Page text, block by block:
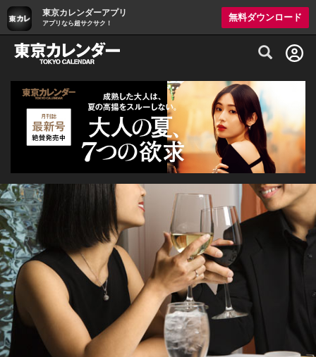
東京カレンダーアプリ
アプリなら超サクサク！
無料ダウンロード
グルメ情報・プレミアムレストラン予約